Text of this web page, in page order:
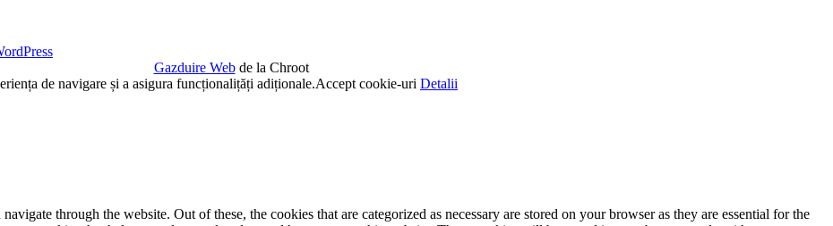
Gazduire Webde la Chroot
de navigare și a asigura funcționalițăți adiționale.Accept cookie-uri Detalii
through the website. Out of these, the cookies that are categorized as necessary are stored on your browser as they are essential for the